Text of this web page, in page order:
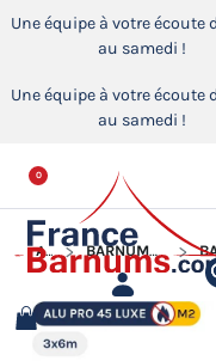
Une équipe à votre écoute
au samedi !
Une équipe à votre écoute
au samedi !
0
ACCUEIL BARNUMS PLIANTS ALUMINIUM PRO 45 LUXE M2